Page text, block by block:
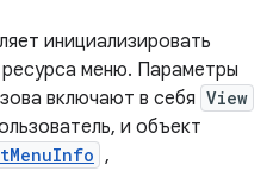
инициализировать
меню. Параметры
включают в себя View
и объект
,